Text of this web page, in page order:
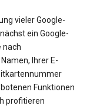
vieler Google-
ein Google-
nach
Ihrer E-
Funktionen
profitieren